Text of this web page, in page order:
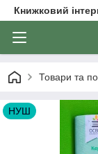
Книжковий
Товари та
НУШ